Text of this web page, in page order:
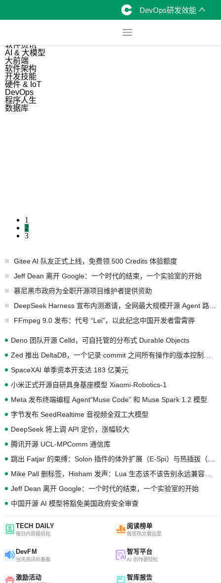
DevOps研发效能
软件资讯
AI & 大模型
大前端
软件架构
开发技能
硬件 & IoT
DevOps
程序人生
数据库
1
2
3
Gitee AI 队友正式上线，免费领 500 Credits 体验额度
Jeff Dean 离开 Google：一个时代的结束，一个实验室的开始
慕尼黑市政府为全职开源项目维护者提供资助
FFmpeg 9.0 发布：代号 “Lei”，以此纪念中国开发者雷霄骅
Deno 团队开源 Celld，可自托管的分布式 Durable Objects
SpaceXAI 单季资本开支达 183 亿美元
小米正式开源自研具身基座模型 Xiaomi-Robotics-1
Meta 发布终端编程 Agent“Muse Code” 和 Muse Spark 1.2 模型
字节发布 SeedRealtime 音视频全双工大模型
DeepSeek 将上调 API 定价，涨幅较大
腾讯开源 UCL-MPComm 通信库
Jeff Dean 离开 Google：一个时代的结束，一个实验室的开始
中国开源 AI 模型将豁免美国政府安全审查
TECH DAILY
每日内容报纸化
阅读榜单
每周热文看这里
DevFM
当天资讯听着看
智写平台
AI 创作更轻松
激励活动 智库报告